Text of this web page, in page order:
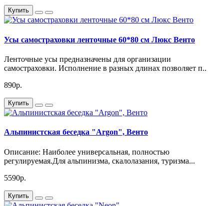
Купить
Усы самостраховки ленточные 60*80 см Люкс Венто
Ленточные усы предназначены для организации
самостраховки. Исполнение в разных длинах позволяет п..
890р.
Купить
Альпинистская беседка "Argon", Венто
Описание: Наиболее универсальная, полностью
регулируемая.Для альпинизма, скалолазания, туризма...
5590р.
Купить